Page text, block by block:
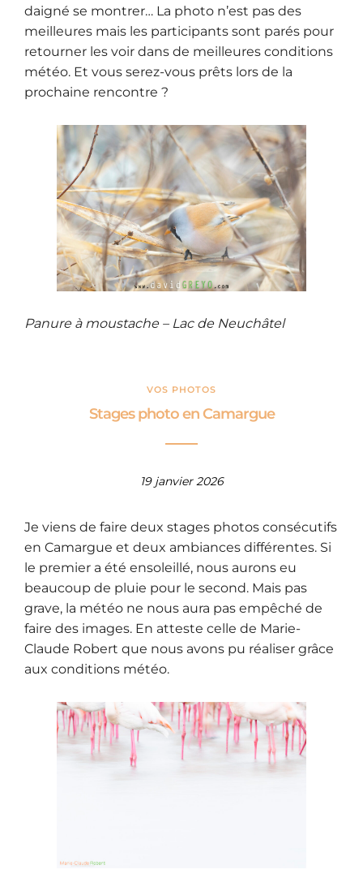
daigné se montrer… La photo n’est pas des
meilleures mais les participants sont parés pour
retourner les voir dans de meilleures conditions
météo. Et vous serez-vous prêts lors de la
prochaine rencontre ?
Panure à moustache – Lac de Neuchâtel
VOS PHOTOS
Stages photo en Camargue
19 janvier 2026
Je viens de faire deux stages photos consécutifs
en Camargue et deux ambiances différentes. Si
le premier a été ensoleillé, nous aurons eu
beaucoup de pluie pour le second. Mais pas
grave, la météo ne nous aura pas empêché de
faire des images. En atteste celle de Marie-
Claude Robert que nous avons pu réaliser grâce
aux conditions météo.